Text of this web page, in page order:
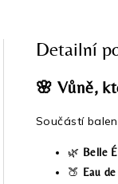
Detailní
🌸 Vůně,
Součástí
🌿 Belle
🍑 Eau